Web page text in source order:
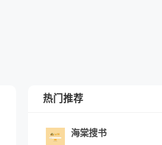
热门推荐
海棠搜书